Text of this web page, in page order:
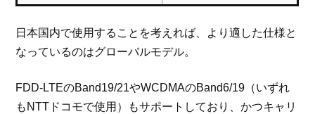
日本国内で使用することを考えれば、より適した仕様と
なっているのはグローバルモデル。
FDD-LTEのBand19/21やWCDMAのBand6/19（いずれ
もNTTドコモで使用）もサポートしており、かつキャリ